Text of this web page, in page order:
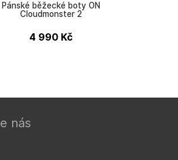
Pánské běžecké boty ON
Cloudmonster 2
4 990 Kč
nás